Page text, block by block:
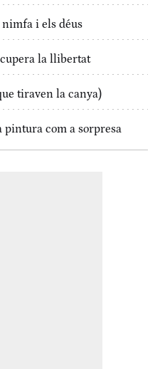
nimfa i els déus
la llibertat
tiraven la canya)
pintura com a sorpresa